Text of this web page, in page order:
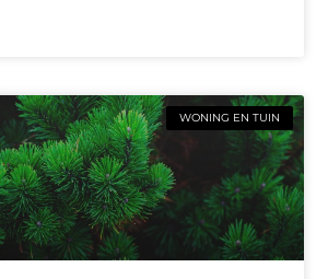
WONING EN TUIN